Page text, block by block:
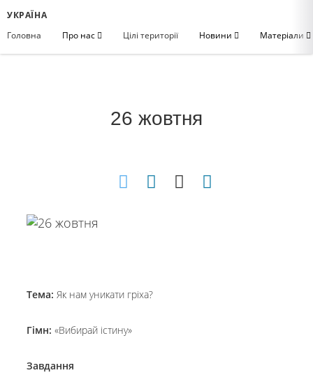
УКРАЇНА
Головна
Про нас Цілі території Новини Матеріали
26 жовтня
Тема: Як нам уникати гріха?
Гімн: «Вибирай істину»
Завдання